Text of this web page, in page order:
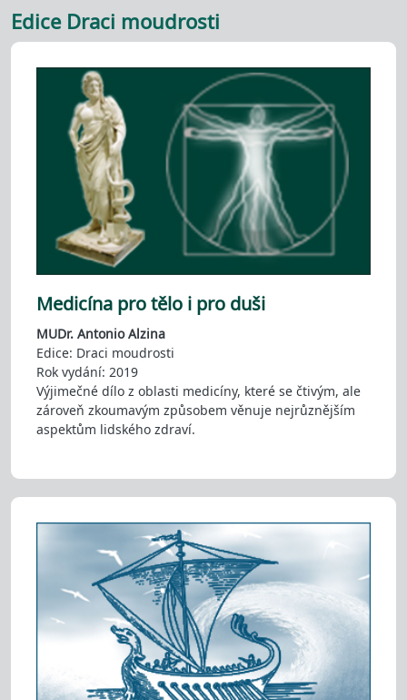
Edice Draci moudrosti
Medicína pro tělo i pro duši
MUDr. Antonio Alzina
Edice: Draci moudrosti
Rok vydání: 2019
Výjimečné dílo z oblasti medicíny, které se čtivým, ale
zároveň zkoumavým způsobem věnuje nejrůznějším
aspektům lidského zdraví.